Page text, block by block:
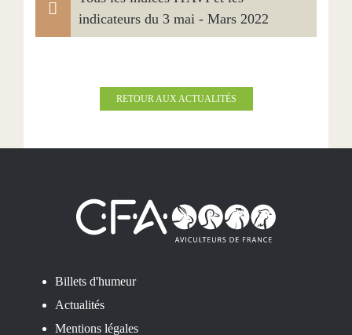
indicateurs du 3 mai - Mars 2022
RETOUR AUX ACTUALITÉS
Billets d'humeur
Actualités
Mentions légales